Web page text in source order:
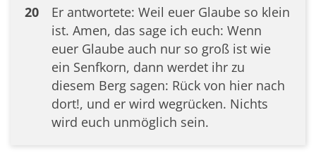
20
Er antwortete: Weil euer Glaube so klein
ist. Amen, das sage ich euch: Wenn
euer Glaube auch nur so groß ist wie
ein Senfkorn, dann werdet ihr zu
diesem Berg sagen: Rück von hier nach
dort!, und er wird wegrücken. Nichts
wird euch unmöglich sein.